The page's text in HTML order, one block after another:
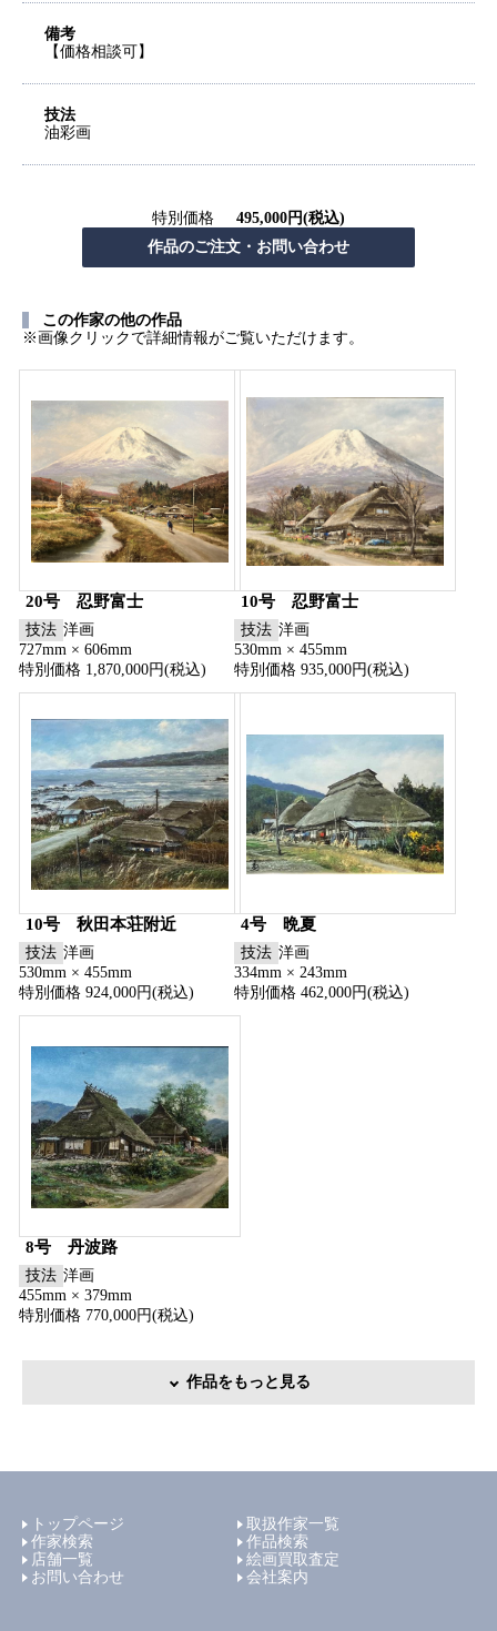
備考
【価格相談可】
技法
油彩画
特別価格 495,000円(税込)
この作家の他の作品
※画像クリックで詳細情報がご覧いただけます。
20号 忍野富士
技法 洋画
727mm × 606mm
特別価格 1,870,000円(税込)
10号 忍野富士
技法 洋画
530mm × 455mm
特別価格 935,000円(税込)
10号 秋田本荘附近
技法 洋画
530mm × 455mm
特別価格 924,000円(税込)
4号 晩夏
技法 洋画
334mm × 243mm
特別価格 462,000円(税込)
8号 丹波路
技法 洋画
455mm × 379mm
特別価格 770,000円(税込)
作品をもっと見る
トップページ
取扱作家一覧
作家検索
作品検索
店舗一覧
絵画買取査定
お問い合わせ
会社案内